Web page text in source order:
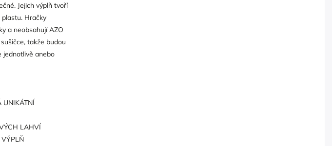
Jejich výplň tvoří
Hračky
a neobsahují AZO
takže budou
jednotlivě anebo
UNIKÁTNÍ
LAHVÍ